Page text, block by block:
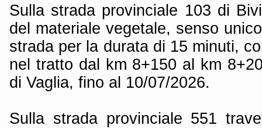
Sulla strada provinciale 103 di
del materiale vegetale, senso
strada per la durata di 15 minuti,
nel tratto dal km 8+150 al km
di Vaglia, fino al 10/07/2026.
Sulla strada provinciale 551